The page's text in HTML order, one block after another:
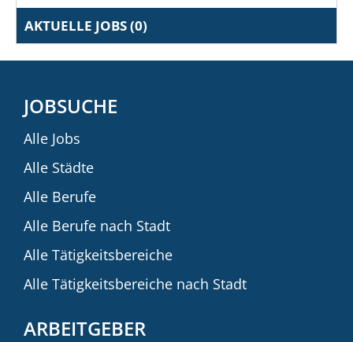
AKTUELLE JOBS (0)
JOBSUCHE
Alle Jobs
Alle Städte
Alle Berufe
Alle Berufe nach Stadt
Alle Tätigkeitsbereiche
Alle Tätigkeitsbereiche nach Stadt
ARBEITGEBER